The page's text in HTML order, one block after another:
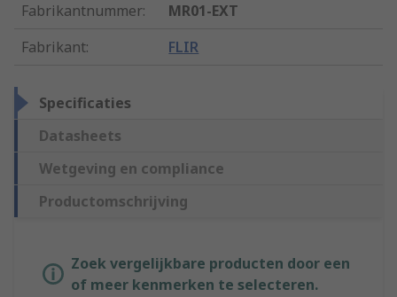
Fabrikantnummer:
MR01-EXT
Fabrikant: FLIR
Specificaties
Datasheets
Wetgeving en compliance
Productomschrijving
Zoek vergelijkbare producten door een
of meer kenmerken te selecteren.